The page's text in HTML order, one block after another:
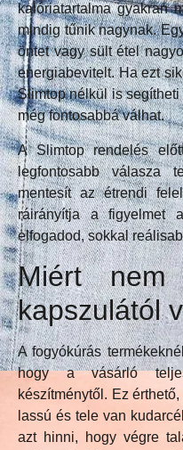
kalóriatartalma gyakran
mindig tűnik nagynak.
öntet vagy sült étel
energiabevitelt. Ha ezt
Slimtop nélkül is
még fontosabbá válhat.
A Slimtop rendelés
legfontosabb válasza
mentesít az étrendi
ráirányítja a figyelmet
elfogadod, sokkal
Miért
kapszulától
A fogyókúrás
hogy a vásárló
készítménytől. Ez
lassú és tele van
azt hinni, hogy végre